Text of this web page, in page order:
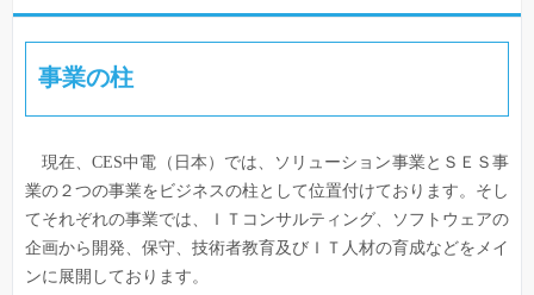
現在、CES中電（日本）では、ソリューション事業とＳＥＳ事
業の２つの事業をビジネスの柱として位置付けております。そし
てそれぞれの事業では、ＩＴコンサルティング、ソフトウェアの
企画から開発、保守、技術者教育及びＩＴ人材の育成などをメイ
ンに展開しております。
事業の柱